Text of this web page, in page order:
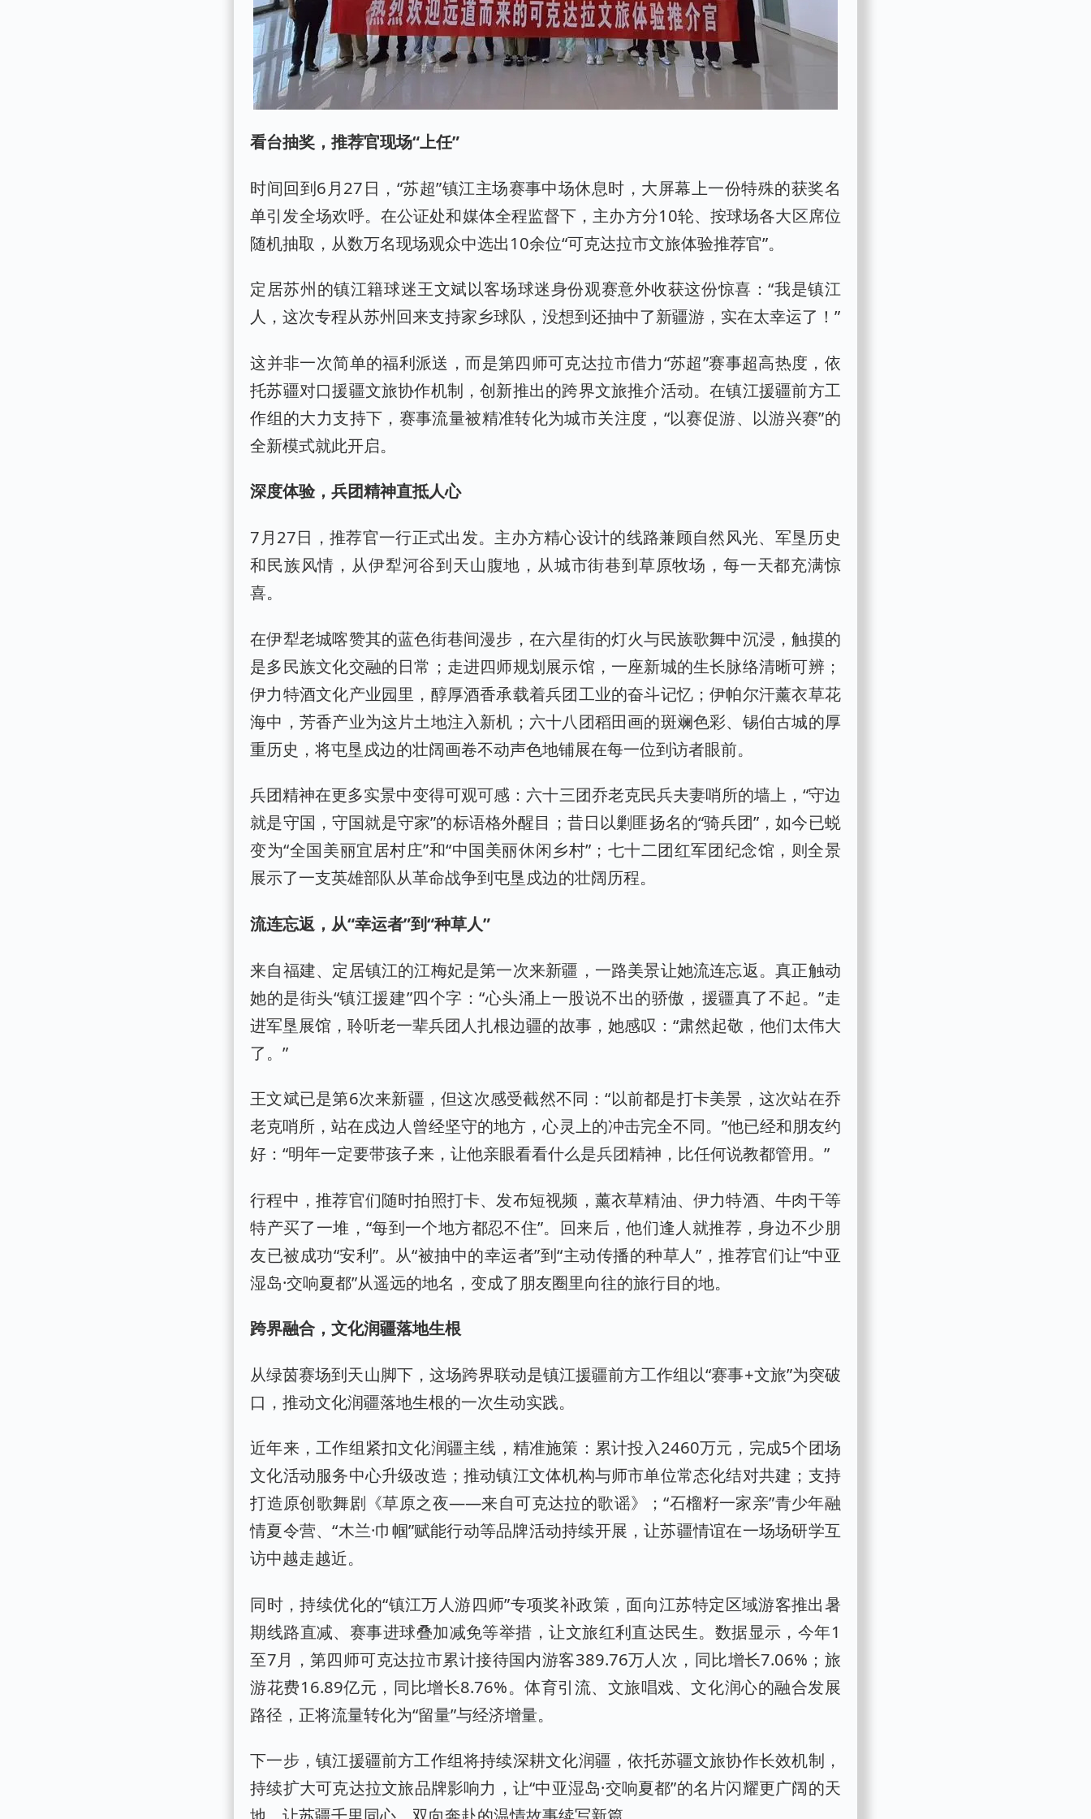
看台抽奖，推荐官现场“上任”
时间回到6月27日，“苏超”镇江主场赛事中场休息时，大屏幕上一份特殊的获奖名
单引发全场欢呼。在公证处和媒体全程监督下，主办方分10轮、按球场各大区席位
随机抽取，从数万名现场观众中选出10余位“可克达拉市文旅体验推荐官”。
定居苏州的镇江籍球迷王文斌以客场球迷身份观赛意外收获这份惊喜：“我是镇江
人，这次专程从苏州回来支持家乡球队，没想到还抽中了新疆游，实在太幸运了！”
这并非一次简单的福利派送，而是第四师可克达拉市借力“苏超”赛事超高热度，依
托苏疆对口援疆文旅协作机制，创新推出的跨界文旅推介活动。在镇江援疆前方工
作组的大力支持下，赛事流量被精准转化为城市关注度，“以赛促游、以游兴赛”的
全新模式就此开启。
深度体验，兵团精神直抵人心
7月27日，推荐官一行正式出发。主办方精心设计的线路兼顾自然风光、军垦历史
和民族风情，从伊犁河谷到天山腹地，从城市街巷到草原牧场，每一天都充满惊
喜。
在伊犁老城喀赞其的蓝色街巷间漫步，在六星街的灯火与民族歌舞中沉浸，触摸的
是多民族文化交融的日常；走进四师规划展示馆，一座新城的生长脉络清晰可辨；
伊力特酒文化产业园里，醇厚酒香承载着兵团工业的奋斗记忆；伊帕尔汗薰衣草花
海中，芳香产业为这片土地注入新机；六十八团稻田画的斑斓色彩、锡伯古城的厚
重历史，将屯垦戍边的壮阔画卷不动声色地铺展在每一位到访者眼前。
兵团精神在更多实景中变得可观可感：六十三团乔老克民兵夫妻哨所的墙上，“守边
就是守国，守国就是守家”的标语格外醒目；昔日以剿匪扬名的“骑兵团”，如今已蜕
变为“全国美丽宜居村庄”和“中国美丽休闲乡村”；七十二团红军团纪念馆，则全景
展示了一支英雄部队从革命战争到屯垦戍边的壮阔历程。
流连忘返，从“幸运者”到“种草人”
来自福建、定居镇江的江梅妃是第一次来新疆，一路美景让她流连忘返。真正触动
她的是街头“镇江援建”四个字：“心头涌上一股说不出的骄傲，援疆真了不起。”走
进军垦展馆，聆听老一辈兵团人扎根边疆的故事，她感叹：“肃然起敬，他们太伟大
了。”
王文斌已是第6次来新疆，但这次感受截然不同：“以前都是打卡美景，这次站在乔
老克哨所，站在戍边人曾经坚守的地方，心灵上的冲击完全不同。”他已经和朋友约
好：“明年一定要带孩子来，让他亲眼看看什么是兵团精神，比任何说教都管用。”
行程中，推荐官们随时拍照打卡、发布短视频，薰衣草精油、伊力特酒、牛肉干等
特产买了一堆，“每到一个地方都忍不住”。回来后，他们逢人就推荐，身边不少朋
友已被成功“安利”。从“被抽中的幸运者”到“主动传播的种草人”，推荐官们让“中亚
湿岛·交响夏都”从遥远的地名，变成了朋友圈里向往的旅行目的地。
跨界融合，文化润疆落地生根
从绿茵赛场到天山脚下，这场跨界联动是镇江援疆前方工作组以“赛事+文旅”为突破
口，推动文化润疆落地生根的一次生动实践。
近年来，工作组紧扣文化润疆主线，精准施策：累计投入2460万元，完成5个团场
文化活动服务中心升级改造；推动镇江文体机构与师市单位常态化结对共建；支持
打造原创歌舞剧《草原之夜——来自可克达拉的歌谣》；“石榴籽一家亲”青少年融
情夏令营、“木兰·巾帼”赋能行动等品牌活动持续开展，让苏疆情谊在一场场研学互
访中越走越近。
同时，持续优化的“镇江万人游四师”专项奖补政策，面向江苏特定区域游客推出暑
期线路直减、赛事进球叠加减免等举措，让文旅红利直达民生。数据显示，今年1
至7月，第四师可克达拉市累计接待国内游客389.76万人次，同比增长7.06%；旅
游花费16.89亿元，同比增长8.76%。体育引流、文旅唱戏、文化润心的融合发展
路径，正将流量转化为“留量”与经济增量。
下一步，镇江援疆前方工作组将持续深耕文化润疆，依托苏疆文旅协作长效机制，
持续扩大可克达拉文旅品牌影响力，让“中亚湿岛·交响夏都”的名片闪耀更广阔的天